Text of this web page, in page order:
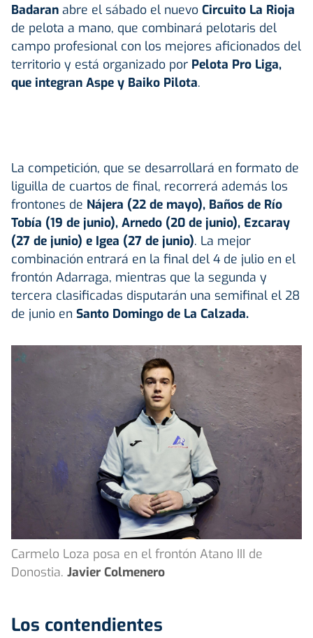
Badaran abre el sábado el nuevo Circuito La Rioja
de pelota a mano, que combinará pelotaris del
campo profesional con los mejores aficionados del
territorio y está organizado por Pelota Pro Liga,
que integran Aspe y Baiko Pilota.
La competición, que se desarrollará en formato de
liguilla de cuartos de final, recorrerá además los
frontones de Nájera (22 de mayo), Baños de Río
Tobía (19 de junio), Arnedo (20 de junio), Ezcaray
(27 de junio) e Igea (27 de junio). La mejor
combinación entrará en la final del 4 de julio en el
frontón Adarraga, mientras que la segunda y
tercera clasificadas disputarán una semifinal el 28
de junio en Santo Domingo de La Calzada.
Carmelo Loza posa en el frontón Atano III de
Donostia. Javier Colmenero
Los contendientes